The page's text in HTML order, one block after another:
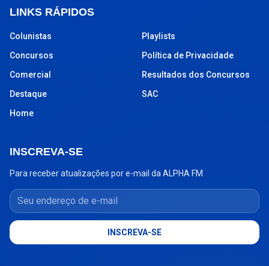
LINKS RÁPIDOS
Colunistas
Concursos
Comercial
Destaque
Home
Playlists
Política de Privacidade
Resultados dos Concursos
SAC
INSCREVA-SE
Para receber atualizações por e-mail da ALPHA FM
Seu endereço de e-mail
INSCREVA-SE